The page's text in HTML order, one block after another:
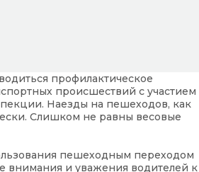
профилактическое
происшествий с участием
Наезды на пешеходов, как
Слишком не равны весовые
пешеходным переходом
внимания и уважения водителей к